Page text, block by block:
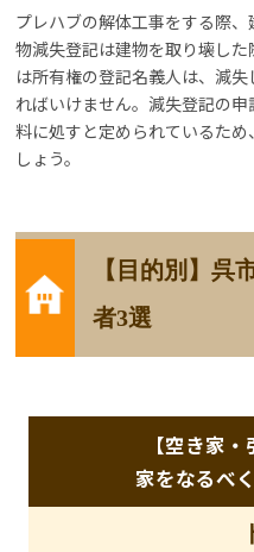
プレハブの解体工事をする際
物減失登記は建物を取り壊し
は所有権の登記名義人は、減
ればいけません。減失登記の
料に処すと定められているた
しょう。
【目的別】呉
者3選
【空き家
家をなるべ